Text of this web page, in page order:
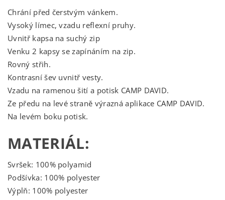
Chrání před čerstvým vánkem.
Vysoký límec, vzadu reflexní pruhy.
Uvnitř kapsa na suchý zip
Venku 2 kapsy se zapínáním na zip.
Rovný střih.
Kontrasní šev uvnitř vesty.
Vzadu na ramenou šití a potisk CAMP DAVID.
Ze předu na levé straně výrazná aplikace CAMP DAVID.
Na levém boku potisk.
MATERIÁL:
Svršek: 100% polyamid
Podšívka: 100% polyester
Výplň: 100% polyester